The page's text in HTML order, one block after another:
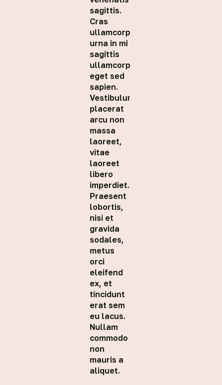
sagittis.
Cras
ullamcorper
urna in mi
sagittis
ullamcorper
eget sed
sapien.
Vestibulum
placerat
arcu non
massa
laoreet,
vitae
laoreet
libero
imperdiet.
Praesent
lobortis,
nisi et
gravida
sodales,
metus
orci
eleifend
ex, et
tincidunt
erat sem
eu lacus.
Nullam
commodo
non
mauris a
aliquet.